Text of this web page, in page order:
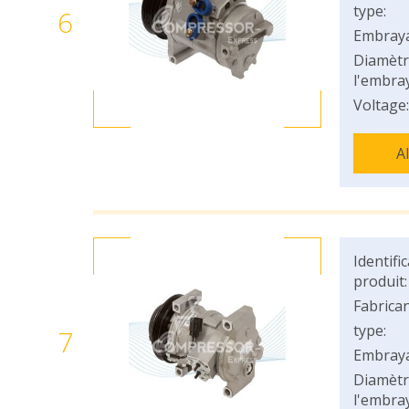
6
type:
Voltage:
7
produit:
type: